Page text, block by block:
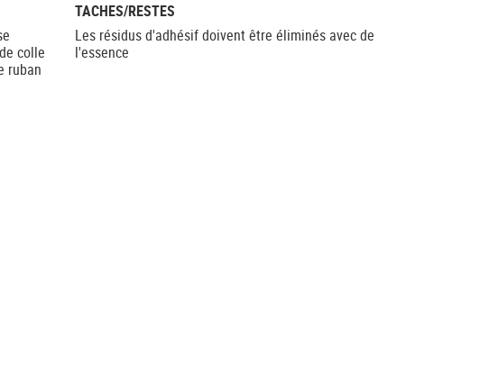
colle
ruban
TACHES/RESTES
Les résidus d'adhésif doivent être éliminés avec de
l'essence